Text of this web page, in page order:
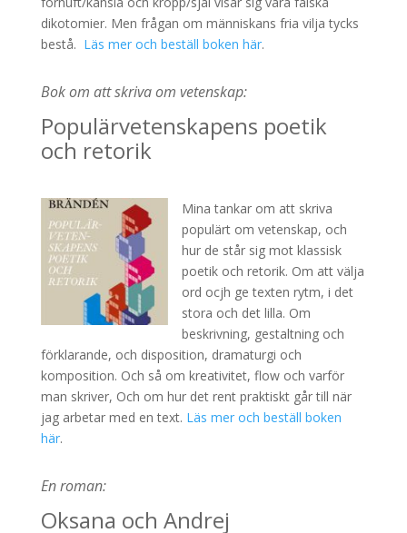
dikotomier. Men frågan om människans fria vilja tycks
bestå. Läs mer och beställ boken här.
Bok om att skriva om vetenskap:
Populärvetenskapens poetik
och retorik
Mina tankar om att skriva
populärt om vetenskap, och
hur de står sig mot klassisk
poetik och retorik. Om att välja
ord ocjh ge texten rytm, i det
stora och det lilla. Om
beskrivning, gestaltning och
förklarande, och disposition, dramaturgi och
komposition. Och så om kreativitet, flow och varför
man skriver, Och om hur det rent praktiskt går till när
jag arbetar med en text. Läs mer och beställ boken
här.
En roman:
Oksana och Andrej